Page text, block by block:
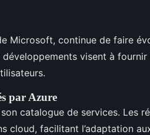
Microsoft, continue de faire
développements visent à
par Azure
catalogue de services. Les
cloud, facilitant l’adaptation